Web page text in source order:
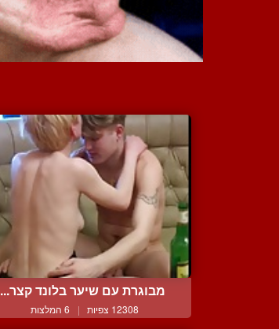
מבוגרת עם שיער בלונד קצר...
12308 צפיות | 6 המלצות